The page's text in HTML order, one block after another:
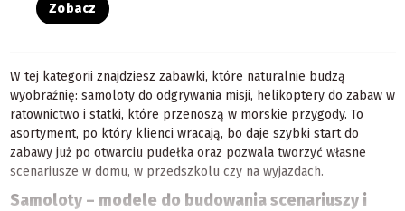
Zobacz
W tej kategorii znajdziesz zabawki, które naturalnie budzą
wyobraźnię: samoloty do odgrywania misji, helikoptery do zabaw w
ratownictwo i statki, które przenoszą w morskie przygody. To
asortyment, po który klienci wracają, bo daje szybki start do
zabawy już po otwarciu pudełka oraz pozwala tworzyć własne
scenariusze w domu, w przedszkolu czy na wyjazdach.
Samoloty – modele do budowania scenariuszy i